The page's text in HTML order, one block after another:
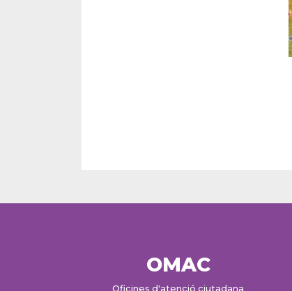
OMAC
Oficines d'atenció ciutadana